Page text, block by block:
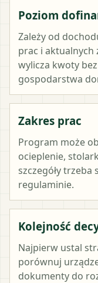
Poziom
Zależy od
prac i aktualnych
wylicza kwoty
gospodarstwa
Zakres prac
Program może
ocieplenie,
szczegóły
regulaminie.
Kolejność
Najpierw ustal
porównuj
dokumenty do